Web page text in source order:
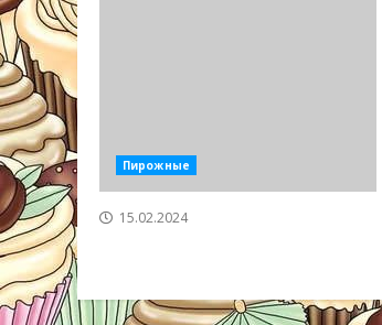
Пирожные
15.02.2024